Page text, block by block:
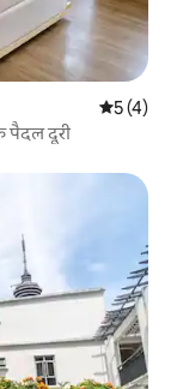
औसत रेटिंग
5 (4)
पैदल दूरी